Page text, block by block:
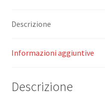
Stoney
Biblioteca
Moderne
Descrizione
Informazioni aggiuntive
Descrizione